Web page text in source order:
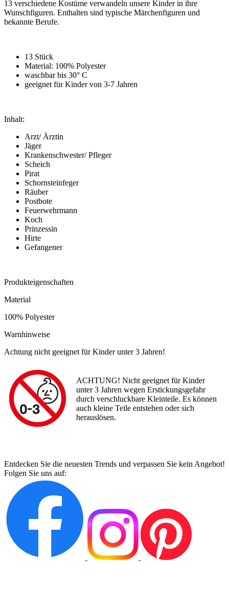
13 verschiedene Kostüme verwandeln unsere Kinder in ihre
Wunschfiguren. Enthalten sind typische Märchenfiguren und
bekannte Berufe.
13 Stück
Material: 100% Polyester
waschbar bis 30° C
geeignet für Kinder von 3-7 Jahren
Inhalt:
Arzt/ Ärztin
Jäger
Krankenschwester/ Pfleger
Scheich
Pirat
Schornsteinfeger
Räuber
Postbote
Feuerwehrmann
Koch
Prinzessin
Hirte
Gefangener
Produkteigenschaften
Material
100% Polyester
Warnhinweise
Achtung nicht geeignet für Kinder unter 3 Jahren!
ACHTUNG! Nicht geeignet für Kinder
unter 3 Jahren wegen Erstickungsgefahr
durch verschluckbare Kleinteile. Es können
auch kleine Teile entstehen oder sich
herauslösen.
Entdecken Sie die neuesten Trends und verpassen Sie kein Angebot!
Folgen Sie uns auf: